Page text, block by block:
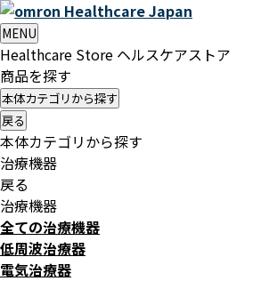
HealthcareJapan
MENU
Healthcare Store ヘルスケアストア
商品を探す
本体カテゴリから探す
戻る
本体カテゴリから探す
治療機器
戻る
治療機器
全ての治療機器
低周波治療器
電気治療器